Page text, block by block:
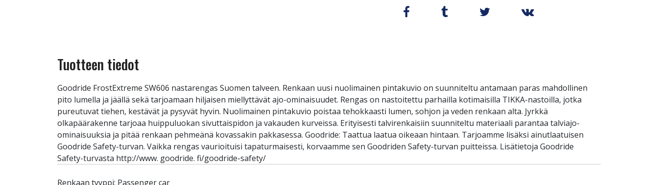
Tuotteen tiedot
Goodride FrostExtreme SW606 nastarengas Suomen talveen. Renkaan uusi nuolimainen pintakuvio on suunniteltu antamaan paras mahdollinen
pito lumella ja jäällä sekä tarjoamaan hiljaisen miellyttävät ajo-ominaisuudet. Rengas on nastoitettu parhailla kotimaisilla TIKKA-nastoilla, jotka
pureutuvat tiehen, kestävät ja pysyvät hyvin. Nuolimainen pintakuvio poistaa tehokkaasti lumen, sohjon ja veden renkaan alta. Jyrkkä
olkapäärakenne tarjoaa huippuluokan sivuttaispidon ja vakauden kurveissa. Erityisesti talvirenkaisiin suunniteltu materiaali parantaa talviajo-
ominaisuuksia ja pitää renkaan pehmeänä kovassakin pakkasessa. Goodride: Taattua laatua oikeaan hintaan. Tarjoamme lisäksi ainutlaatuisen
Goodride Safety-turvan. Vaikka rengas vaurioituisi tapaturmaisesti, korvaamme sen Goodriden Safety-turvan puitteissa. Lisätietoja Goodride
Safety-turvasta http://www. goodride. fi/goodride-safety/
Renkaan tyyppi: Passenger car